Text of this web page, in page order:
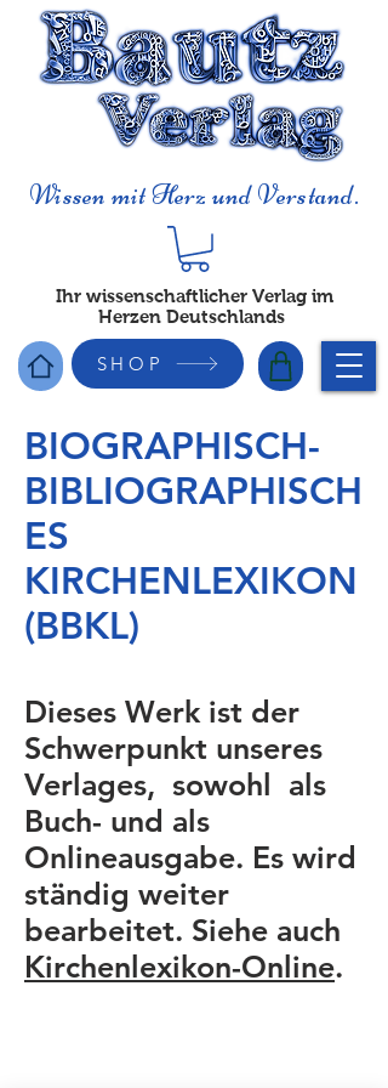
Wissen mit Herz und Verstand.
Ihr wissenschaftlicher Verlag im
Herzen Deutschlands
SHOP
BIOGRAPHISCH-
BIBLIOGRAPHISCH
ES
KIRCHENLEXIKON
(BBKL)
Dieses Werk ist der
Schwerpunkt unseres
Verlages, sowohl als
Buch- und als
Onlineausgabe. Es wird
ständig weiter
bearbeitet. Siehe auch
Kirchenlexikon-Online.